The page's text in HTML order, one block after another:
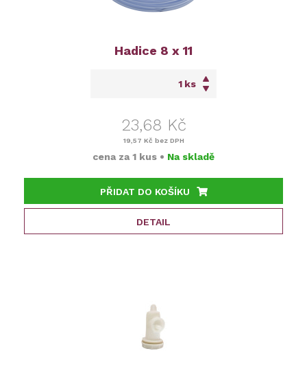
Hadice 8 x 11
ks
23,68 Kč
19,57 Kč bez DPH
cena za 1 kus • Na skladě
PŘIDAT DO KOŠÍKU
DETAIL